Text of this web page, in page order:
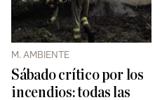
M. AMBIENTE
Sábado crítico por los
incendios: todas las